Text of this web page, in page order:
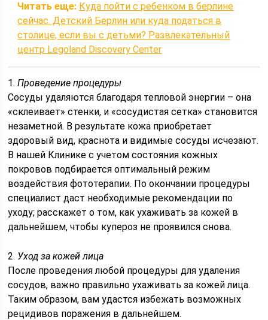
Читать еще: Куда пойти с ребенком в берлине
сейчас. Детский Берлин или куда податься в
столице, если вы с детьми? Развлекательный
центр Legoland Discovery Center
1.Проведение процедуры
Сосуды удаляются благодаря тепловой энергии – она
«склеивает» стенки, и «сосудистая сетка» становится
незаметной. В результате кожа приобретает
здоровый вид, краснота и видимые сосуды исчезают.
В нашей Клинике с учетом состояния кожных
покровов подбирается оптимальный режим
воздействия фототерапии. По окончании процедуры
специалист даст необходимые рекомендации по
уходу; расскажет о том, как ухаживать за кожей в
дальнейшем, чтобы купероз не проявился снова.
2. Уход за кожей лица
После проведения любой процедуры для удаления
сосудов, важно правильно ухаживать за кожей лица.
Таким образом, вам удастся избежать возможных
рецидивов поражения в дальнейшем.